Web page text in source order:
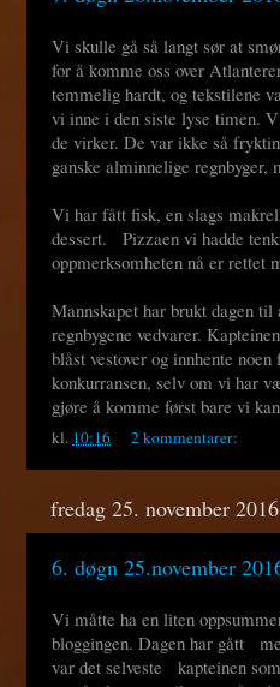
Vi skulle gå så langt sør at
for å komme oss over
temmelig hardt, og tekstilene
vi inne i den siste lyse timen.
de virker. De var ikke så
ganske alminnelige
Vi har fått fisk, en slags
dessert. Pizzaen vi hadde
oppmerksomheten nå er rettet
Mannskapet har brukt dagen
regnbygene vedvarer.
blåst vestover og innhente
konkurransen, selv om vi har
gjøre å komme først bare vi
kl. 10:16 2 kommentarer:
fredag 25. november 2016
6. døgn 25.november
Vi måtte ha en liten
bloggingen. Dagen har gått
var det selveste kapteinen